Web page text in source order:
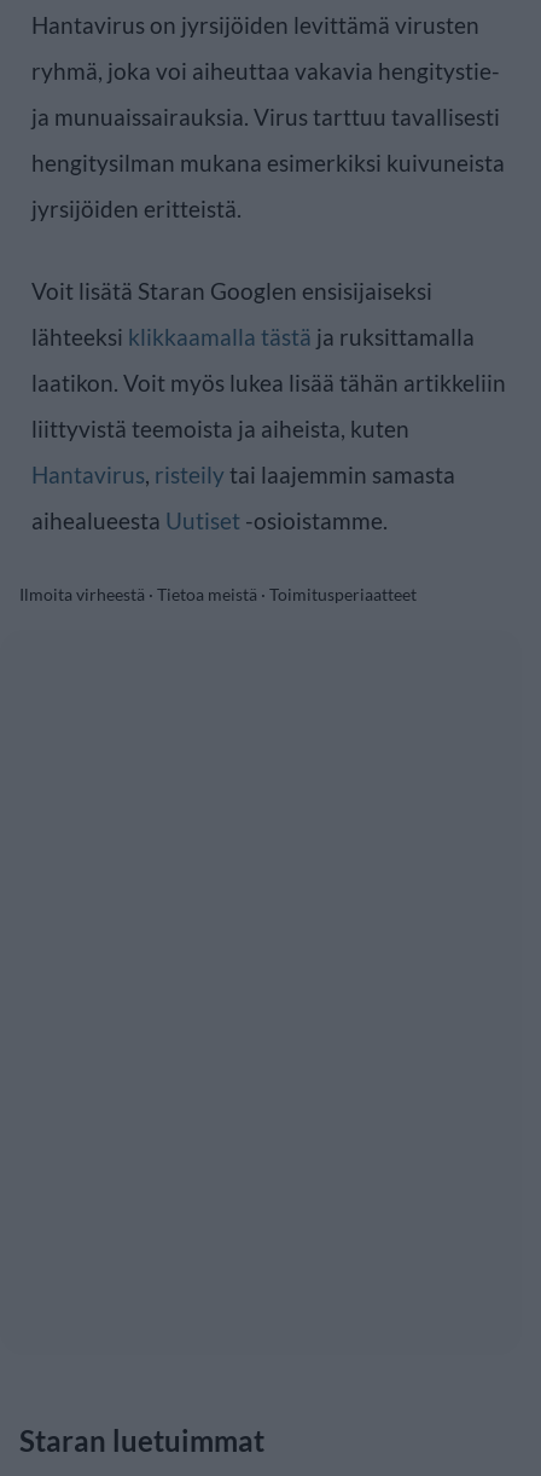
Hantavirus on jyrsijöiden levittämä virusten
ryhmä, joka voi aiheuttaa vakavia hengitystie-
ja munuaissairauksia. Virus tarttuu tavallisesti
hengitysilman mukana esimerkiksi kuivuneista
jyrsijöiden eritteistä.
Voit lisätä Staran Googlen ensisijaiseksi
lähteeksi klikkaamalla tästä ja ruksittamalla
laatikon. Voit myös lukea lisää tähän artikkeliin
liittyvistä teemoista ja aiheista, kuten
Hantavirus, risteily tai laajemmin samasta
aihealueesta Uutiset -osioistamme.
Ilmoita virheestä · Tietoa meistä · Toimitusperiaatteet
Staran luetuimmat